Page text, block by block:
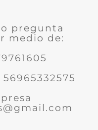
pregunta
medio de: